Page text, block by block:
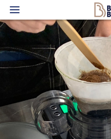
主力
咖啡市
客戶